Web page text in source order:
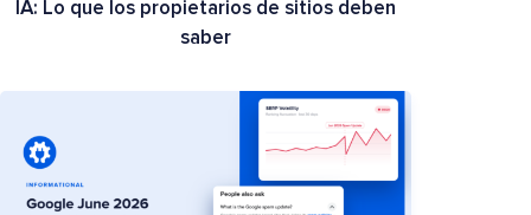
IA: Lo que los propietarios de sitios deben
saber